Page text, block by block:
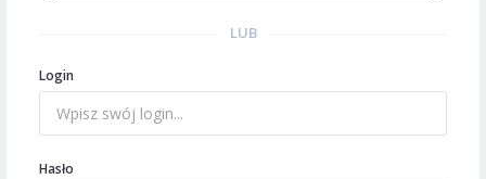
LUB
Login
Hasło